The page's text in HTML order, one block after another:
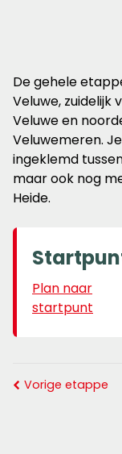
De gehele
Veluwe, zuidelijk
Veluwe en
Veluwemeren.
ingeklemd
maar ook nog
Heide.
Plan naar
startpunt
Vorige etappe